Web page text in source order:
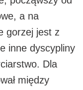
a na
gorzej jest z
inne dyscypliny
Dla
między